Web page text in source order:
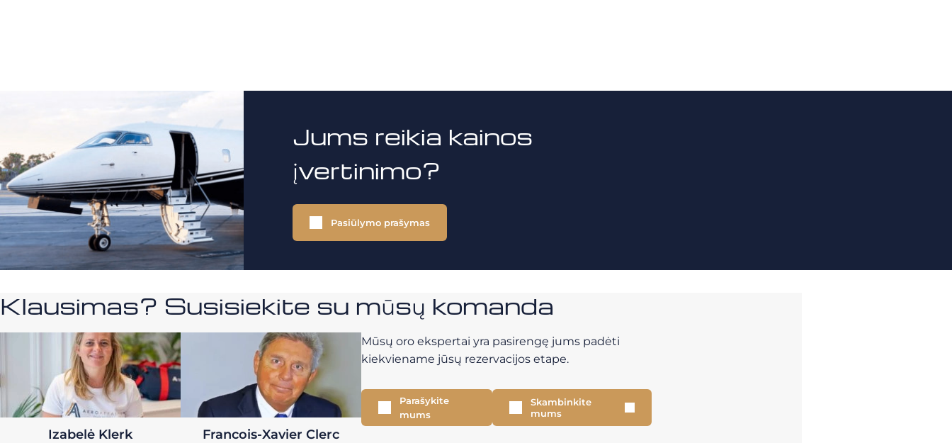
Jums reikia kainos
įvertinimo?
Pasiūlymo prašymas
Klausimas? Susisiekite su mūsų komanda
Izabelė Klerk Francois-Xavier Clerc
Mūsų oro ekspertai yra pasirengę jums padėti
kiekviename jūsų rezervacijos etape.
Parašykite
mums
Skambinkite
mums